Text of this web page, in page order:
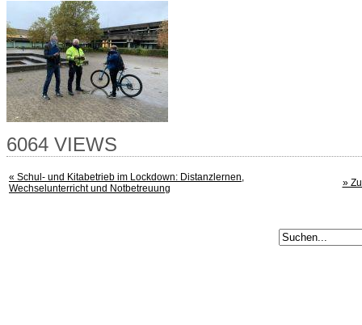
6064 VIEWS
« Schul- und Kitabetrieb im Lockdown: Distanzlernen,
Wechselunterricht und Notbetreuung
»